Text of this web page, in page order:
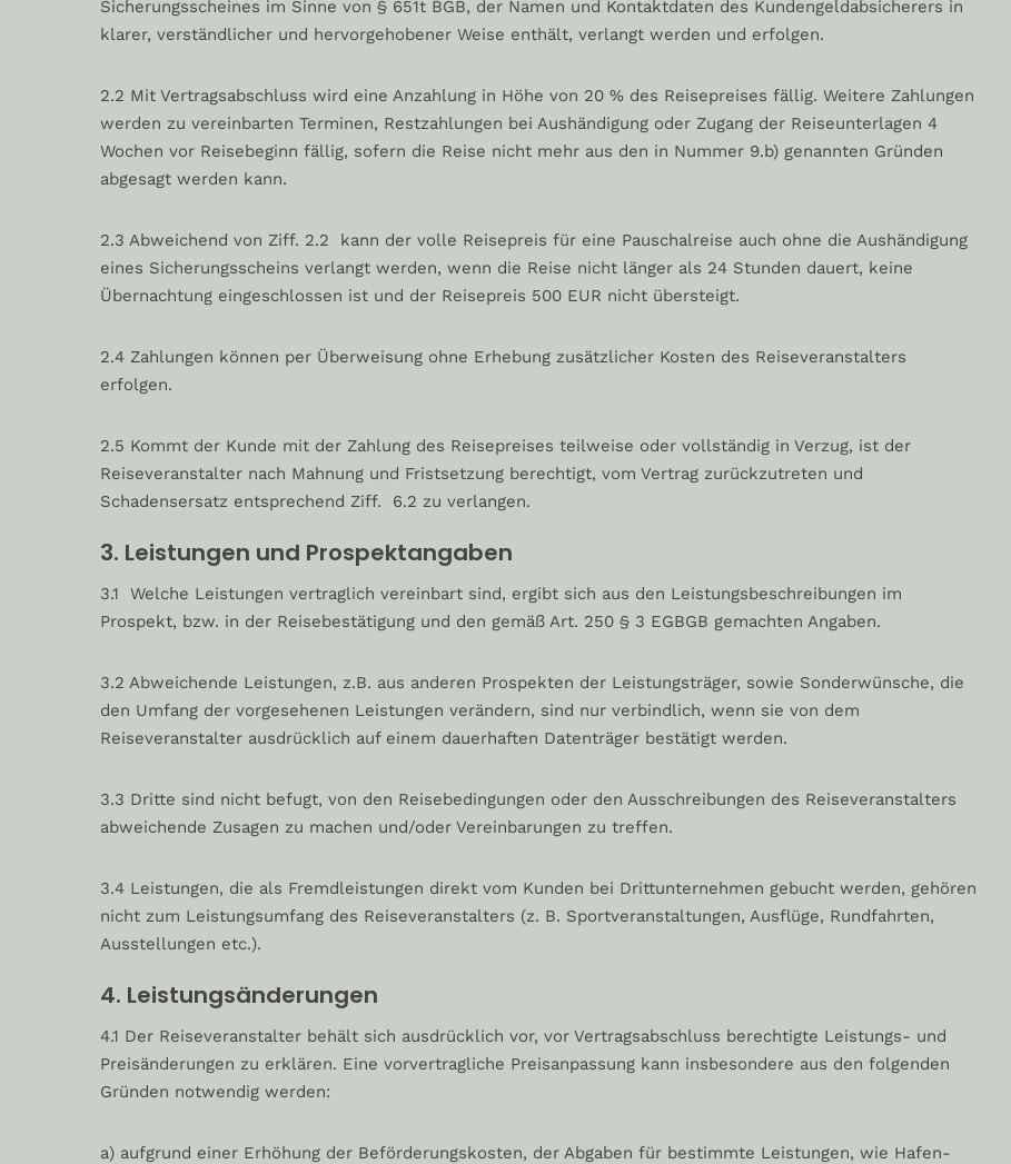
Sicherungsscheines im Sinne von § 651t BGB, der Namen und Kontaktdaten des Kundengeldabsicherers in
klarer, verständlicher und hervorgehobener Weise enthält, verlangt werden und erfolgen.
2.2 Mit Vertragsabschluss wird eine Anzahlung in Höhe von 20 % des Reisepreises fällig. Weitere Zahlungen
werden zu vereinbarten Terminen, Restzahlungen bei Aushändigung oder Zugang der Reiseunterlagen 4
Wochen vor Reisebeginn fällig, sofern die Reise nicht mehr aus den in Nummer 9.b) genannten Gründen
abgesagt werden kann.
2.3 Abweichend von Ziff. 2.2 kann der volle Reisepreis für eine Pauschalreise auch ohne die Aushändigung
eines Sicherungsscheins verlangt werden, wenn die Reise nicht länger als 24 Stunden dauert, keine
Übernachtung eingeschlossen ist und der Reisepreis 500 EUR nicht übersteigt.
2.4 Zahlungen können per Überweisung ohne Erhebung zusätzlicher Kosten des Reiseveranstalters
erfolgen.
2.5 Kommt der Kunde mit der Zahlung des Reisepreises teilweise oder vollständig in Verzug, ist der
Reiseveranstalter nach Mahnung und Fristsetzung berechtigt, vom Vertrag zurückzutreten und
Schadensersatz entsprechend Ziff. 6.2 zu verlangen.
3. Leistungen und Prospektangaben
3.1 Welche Leistungen vertraglich vereinbart sind, ergibt sich aus den Leistungsbeschreibungen im
Prospekt, bzw. in der Reisebestätigung und den gemäß Art. 250 § 3 EGBGB gemachten Angaben.
3.2 Abweichende Leistungen, z.B. aus anderen Prospekten der Leistungsträger, sowie Sonderwünsche, die
den Umfang der vorgesehenen Leistungen verändern, sind nur verbindlich, wenn sie von dem
Reiseveranstalter ausdrücklich auf einem dauerhaften Datenträger bestätigt werden.
3.3 Dritte sind nicht befugt, von den Reisebedingungen oder den Ausschreibungen des Reiseveranstalters
abweichende Zusagen zu machen und/oder Vereinbarungen zu treffen.
3.4 Leistungen, die als Fremdleistungen direkt vom Kunden bei Drittunternehmen gebucht werden, gehören
nicht zum Leistungsumfang des Reiseveranstalters (z. B. Sportveranstaltungen, Ausflüge, Rundfahrten,
Ausstellungen etc.).
4. Leistungsänderungen
4.1 Der Reiseveranstalter behält sich ausdrücklich vor, vor Vertragsabschluss berechtigte Leistungs- und
Preisänderungen zu erklären. Eine vorvertragliche Preisanpassung kann insbesondere aus den folgenden
Gründen notwendig werden:
a) aufgrund einer Erhöhung der Beförderungskosten, der Abgaben für bestimmte Leistungen, wie Hafen-